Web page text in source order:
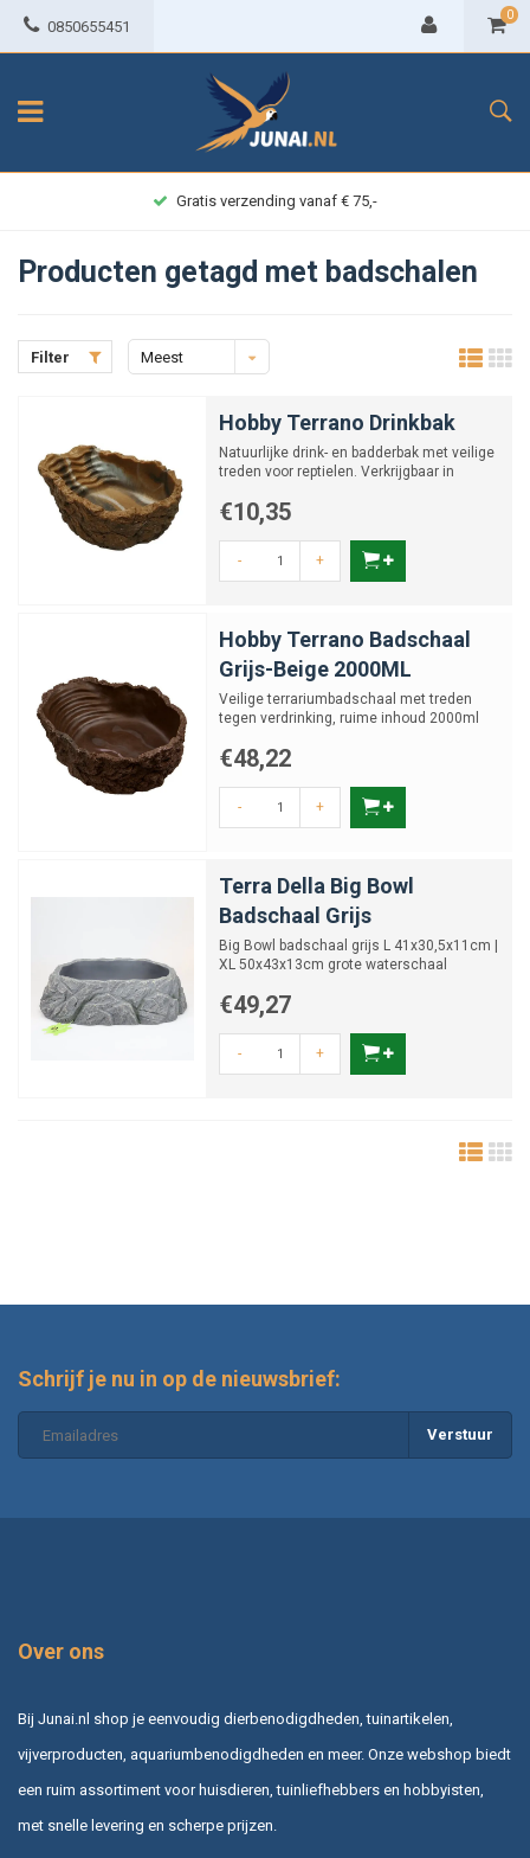
0850655451
0
Gratis verzending vanaf € 75,-
Producten getagd met badschalen
Filter
Meest
Hobby Terrano Drinkbak
Natuurlijke drink- en badderbak met veilige
treden voor reptielen. Verkrijgbaar in
€10,35
- +
Hobby Terrano Badschaal
Grijs-Beige 2000ML
Veilige terrariumbadschaal met treden
tegen verdrinking, ruime inhoud 2000ml
€48,22
- +
Terra Della Big Bowl
Badschaal Grijs
Big Bowl badschaal grijs L 41x30,5x11cm |
XL 50x43x13cm grote waterschaal
€49,27
- +
Schrijf je nu in op de nieuwsbrief:
Verstuur
Over ons
Bij Junai.nl shop je eenvoudig dierbenodigdheden, tuinartikelen,
vijverproducten, aquariumbenodigdheden en meer. Onze webshop biedt
een ruim assortiment voor huisdieren, tuinliefhebbers en hobbyisten,
met snelle levering en scherpe prijzen.